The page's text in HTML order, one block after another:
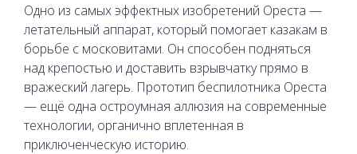
Одно из самых эффектных изобретений Ореста —
летательный аппарат, который помогает казакам в
борьбе с московитами. Он способен подняться
над крепостью и доставить взрывчатку прямо в
вражеский лагерь. Прототип беспилотника Ореста
— ещё одна остроумная аллюзия на современные
технологии, органично вплетенная в
приключенческую историю.